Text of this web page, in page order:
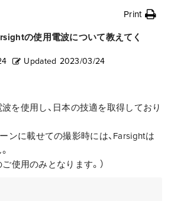
Print
の使用電波について教えてく
Updated 2023/03/24
を使用し、日本の技適を取得しており
ンに載せての撮影時には、Farsightは
使用のみとなります。）